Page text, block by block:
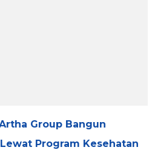
Group Bangun
Program Kesehatan